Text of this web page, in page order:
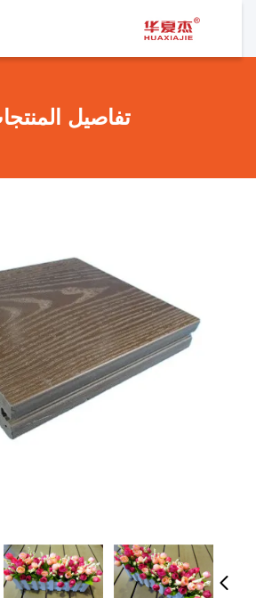
تفاصيل